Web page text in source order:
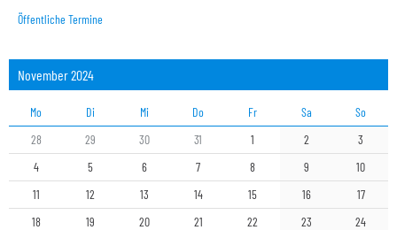
Öffentliche Termine
November 2024
Mo Di Mi Do Fr Sa
So
28
29 30 31 1 2
3
4
5 6 7 8 9
10
11
12 13 14 15 16
17
18
19 20 21 22 23
24